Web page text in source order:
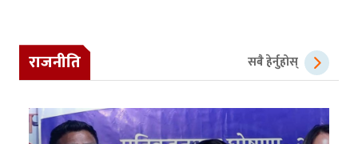
राजनीति सबै हेर्नुहोस्